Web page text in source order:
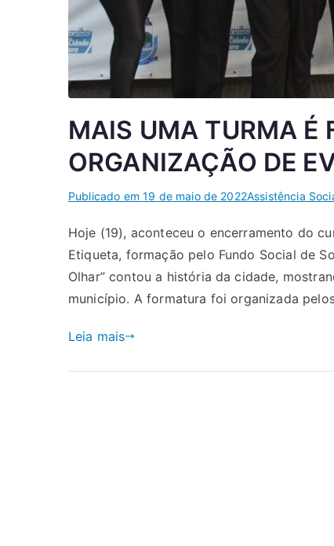
MAIS UMA TURMA É
ORGANIZAÇÃO DE
Publicado em19 de maio de 2022Assistência
Hoje (19), aconteceu o encerramento do
Etiqueta, formação pelo Fundo Social de
Olhar” contou a história da cidade,
município. A formatura foi organizada
Leia mais